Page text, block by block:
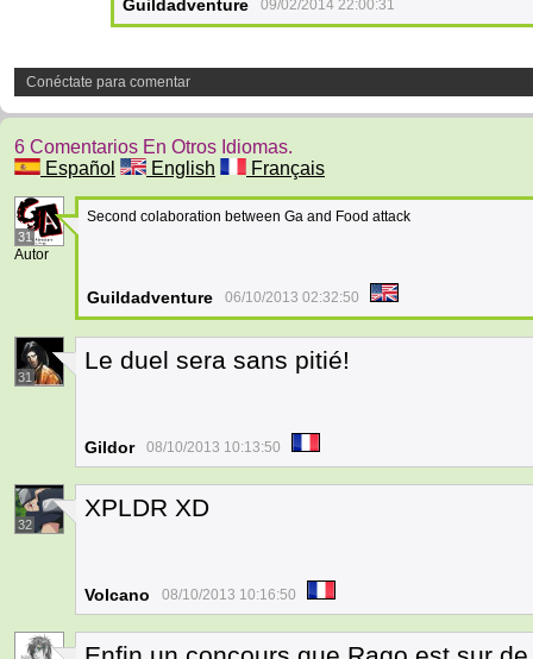
Guildadventure 09/02/2014 22:00:31
Conéctate para comentar
6 Comentarios En Otros Idiomas.
Español
English Français
31
Autor
Second colaboration between Ga and Food attack
Guildadventure 06/10/2013 02:32:50
31
Le duel sera sans pitié!
Gildor 08/10/2013 10:13:50
32
XPLDR XD
Volcano 08/10/2013 10:16:50